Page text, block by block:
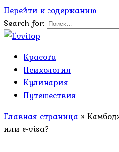
Перейти к содержанию
Search for:
Красота
Психология
Кулинария
Путешествия
Главная страница »
или e-visa?